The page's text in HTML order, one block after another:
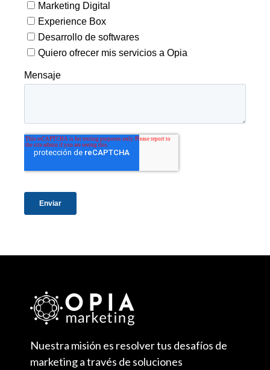
Nuestra misión es resolver tus desafíos de
marketing a través de soluciones